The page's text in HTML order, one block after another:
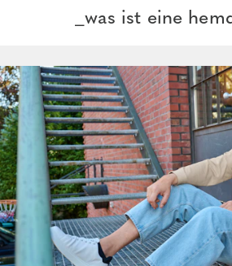
_was ist eine